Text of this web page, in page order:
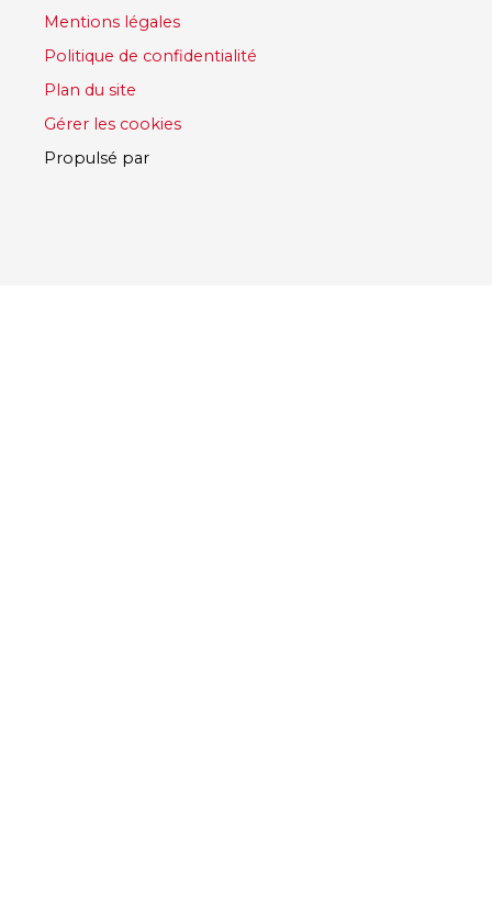
Mentions légales
Politique de confidentialité
Plan du site
Gérer les cookies
Propulsé par